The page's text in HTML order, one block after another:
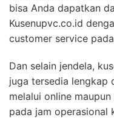
bisa Anda dapatkan
Kusenupvc.co.id
customer service
Dan selain jendela,
juga tersedia lengkap
melalui online
pada jam operasional